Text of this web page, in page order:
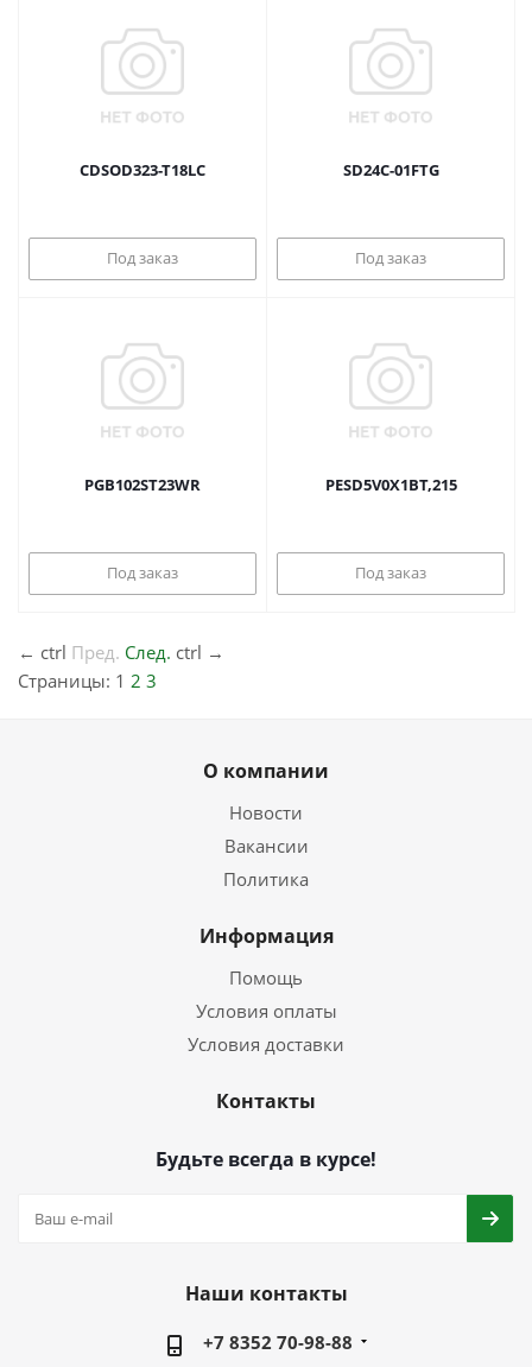
CDSOD323-T18LC
Под заказ
SD24C-01FTG
Под заказ
PGB102ST23WR
Под заказ
PESD5V0X1BT,215
Под заказ
← ctrl Пред. След. ctrl →
Страницы: 1 2 3
О компании
Новости
Вакансии
Политика
Информация
Помощь
Условия оплаты
Условия доставки
Контакты
Будьте всегда в курсе!
Наши контакты
+7 8352 70-98-88